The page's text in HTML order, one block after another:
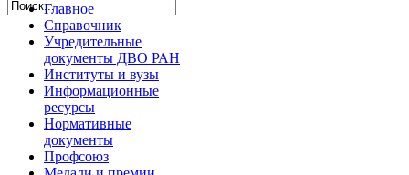
Главное
Справочник
Учредительные
документы ДВО РАН
Институты и вузы
Информационные
ресурсы
Нормативные
документы
Профсоюз